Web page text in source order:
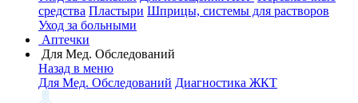
средства Пластыри Шприцы, системы для растворов
Уход за больными
Аптечки
Для Мед. Обследований
Назад в меню
Для Мед. Обследований Диагностика ЖКТ